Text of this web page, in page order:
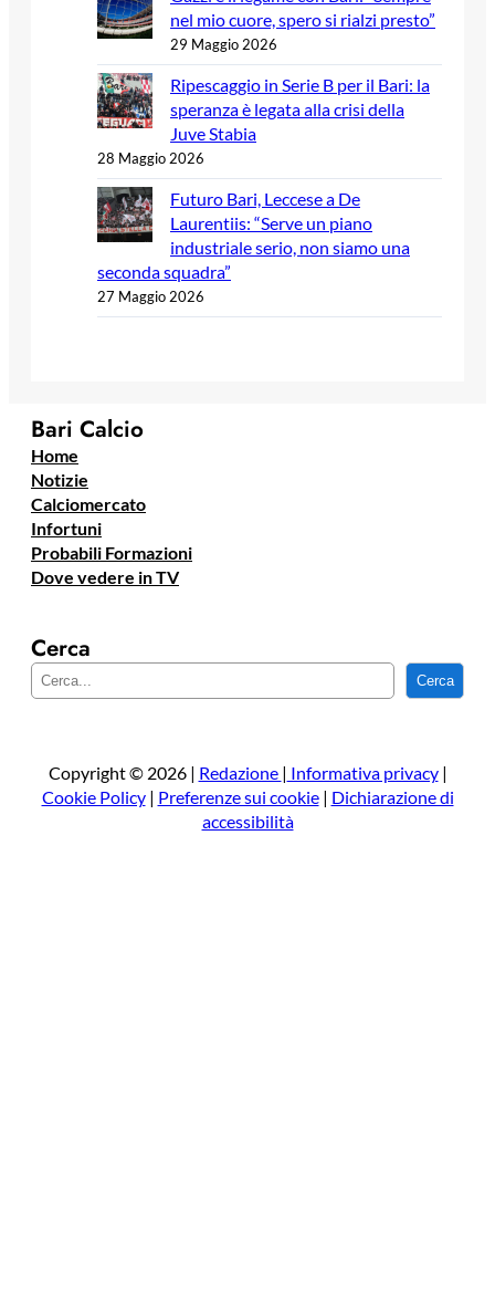
nel mio cuore, spero si rialzi presto”
29 Maggio 2026
Ripescaggio in Serie B per il Bari: la
speranza è legata alla crisi della
Juve Stabia
28 Maggio 2026
Futuro Bari, Leccese a De
Laurentiis: “Serve un piano
industriale serio, non siamo una
seconda squadra”
27 Maggio 2026
Bari Calcio
Home
Notizie
Calciomercato
Infortuni
Probabili Formazioni
Dove vedere in TV
Cerca
e
a
Cerca
Copyright © 2026 | Redazione | Informativa privacy|
Cookie Policy| Preferenze sui cookie| Dichiarazione di
accessibilità